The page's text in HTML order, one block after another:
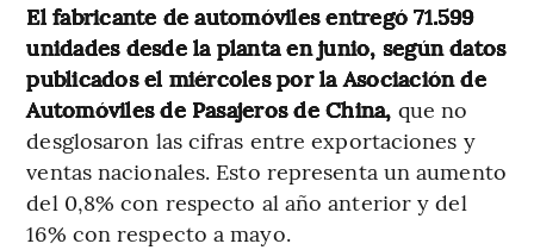
El fabricante de automóviles entregó 71.599
unidades desde la planta en junio, según datos
publicados el miércoles por la Asociación de
Automóviles de Pasajeros de China, que no
desglosaron las cifras entre exportaciones y
ventas nacionales. Esto representa un aumento
del 0,8% con respecto al año anterior y del
16% con respecto a mayo.